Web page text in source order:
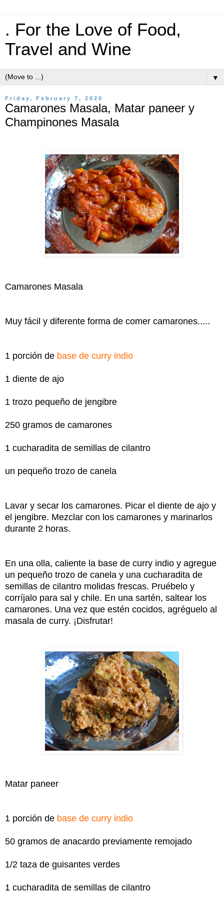
. For the Love of Food,
Travel and Wine
▼
Friday, February 7, 2020
Camarones Masala, Matar paneer y
Champinones Masala
Camarones Masala
Muy fácil y diferente forma de comer camarones.....
1 porción de base de curry indio
1 diente de ajo
1 trozo pequeño de jengibre
250 gramos de camarones
1 cucharadita de semillas de cilantro
un pequeño trozo de canela
Lavar y secar los camarones. Picar el diente de ajo y
el jengibre. Mezclar con los camarones y marinarlos
durante 2 horas.
En una olla, caliente la base de curry indio y agregue
un pequeño trozo de canela y una cucharadita de
semillas de cilantro molidas frescas. Pruébelo y
corríjalo para sal y chile. En una sartén, saltear los
camarones. Una vez que estén cocidos, agréguelo al
masala de curry. ¡Disfrutar!
Matar paneer
1 porción de base de curry indio
50 gramos de anacardo previamente remojado
1/2 taza de guisantes verdes
1 cucharadita de semillas de cilantro